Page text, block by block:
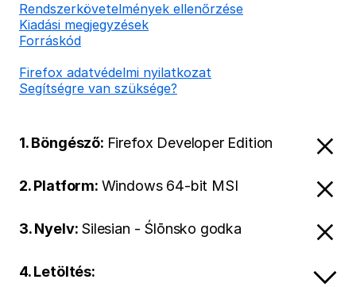
Rendszerkövetelmények ellenőrzése
Kiadási megjegyzések
Forráskód
Firefox adatvédelmi nyilatkozat
Segítségre van szüksége?
1. Böngésző: Firefox Developer Edition
2. Platform: Windows 64-bit MSI
3. Nyelv: Silesian - Ślōnsko godka
4. Letöltés: